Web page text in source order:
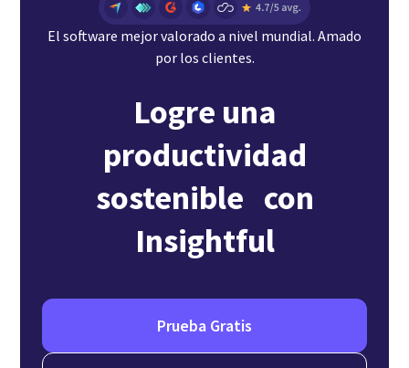
El software mejor valorado a nivel mundial. Amado
por los clientes.
Logre una
productividad
sostenible con
Insightful
Prueba Gratis